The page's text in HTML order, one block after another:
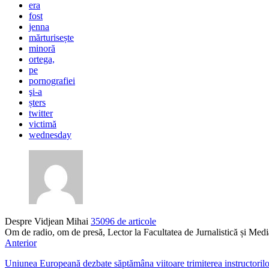
era
fost
jenna
mărturisește
minoră
ortega,
pe
pornografiei
şi-a
șters
twitter
victimă
wednesday
Despre Vidjean Mihai 35096 de articole
Om de radio, om de presă, Lector la Facultatea de Jurnalistică și
Anterior
Uniunea Europeană dezbate săptămâna viitoare trimiterea